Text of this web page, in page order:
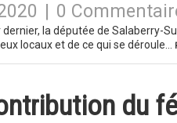
0
dernier, la députée de Salaberry-
locaux et de ce qui se déroule…
du